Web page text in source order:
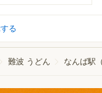
る
難波 うどん なんば駅